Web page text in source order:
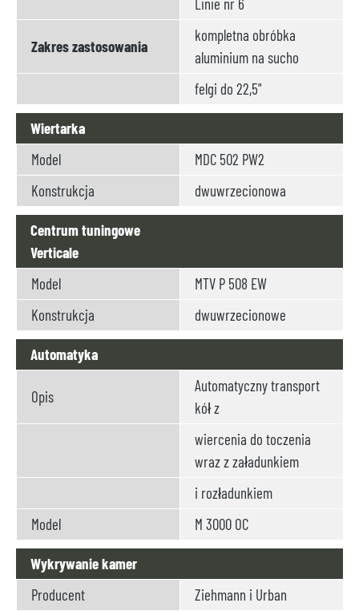
Zakres zastosowania
kompletna obróbka
aluminium na sucho
felgi do 22,5"
Wiertarka
Model
MDC 502 PW2
Konstrukcja
dwuwrzecionowa
Centrum tuningowe
Verticale
Model
MTV P 508 EW
Konstrukcja
dwuwrzecionowe
Automatyka
Opis
Automatyczny transport
kół z
wiercenia do toczenia
wraz z załadunkiem
i rozładunkiem
Model
M 3000 OC
Wykrywanie kamer
Producent
Ziehmann i Urban